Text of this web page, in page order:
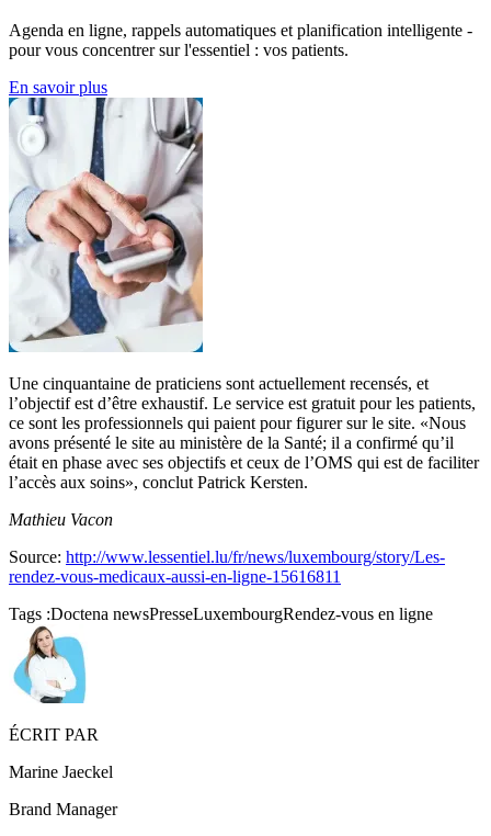
Agenda en ligne, rappels automatiques et planification intelligente -
pour vous concentrer sur l'essentiel : vos patients.
En savoir plus
Une cinquantaine de praticiens sont actuellement recensés, et
l’objectif est d’être exhaustif. Le service est gratuit pour les patients,
ce sont les professionnels qui paient pour figurer sur le site. «Nous
avons présenté le site au ministère de la Santé; il a confirmé qu’il
était en phase avec ses objectifs et ceux de l’OMS qui est de faciliter
l’accès aux soins», conclut Patrick Kersten.
Mathieu Vacon
Source: http://www.lessentiel.lu/fr/news/luxembourg/story/Les-
rendez-vous-medicaux-aussi-en-ligne-15616811
Tags :Doctena newsPresseLuxembourgRendez-vous en ligne
ÉCRIT PAR
Marine Jaeckel
Brand Manager